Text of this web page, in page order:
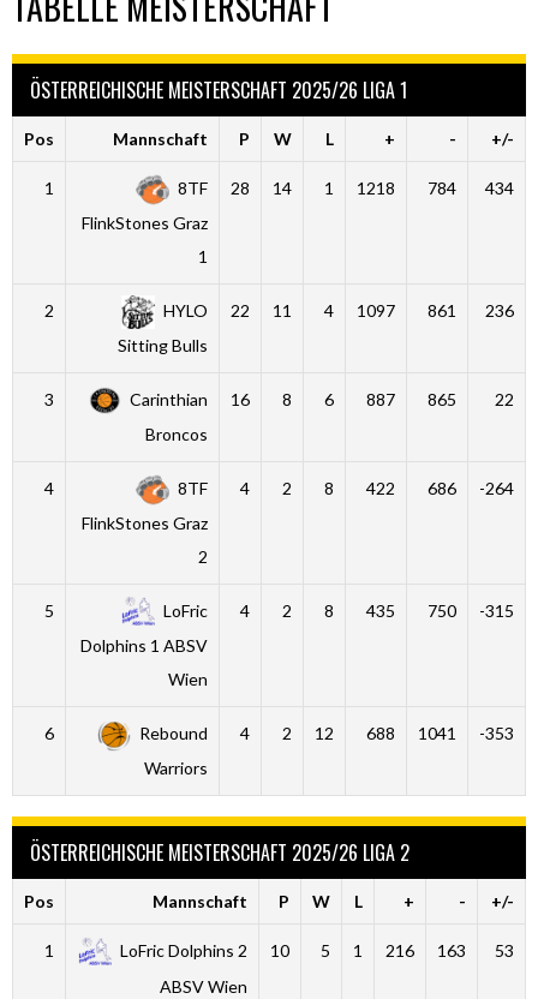
ÖSTERREICHISCHE MEISTERSCHAFT 2025/26 LIGA 1
Pos Mannschaft P W L + - +/-
1
8TF
FlinkStones Graz
1
28 14 1 1218 784 434
2
HYLO
Sitting Bulls
22 11 4 1097 861 236
3
Carinthian
Broncos
16 8 6 887 865 22
4
8TF
FlinkStones Graz
2
4 2 8 422 686 -264
5
LoFric
Dolphins 1 ABSV
Wien
4 2 8 435 750 -315
6
Rebound
Warriors
4 2 12 688 1041 -353
ÖSTERREICHISCHE MEISTERSCHAFT 2025/26 LIGA 2
Pos Mannschaft P W L + - +/-
1
LoFric Dolphins 2
ABSV Wien
10 5 1 216 163 53